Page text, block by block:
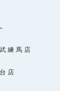
練馬店
店